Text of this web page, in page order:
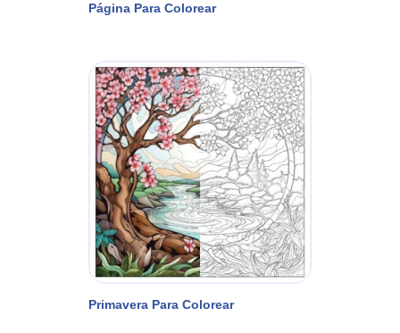
Página Para Colorear
Primavera Para Colorear